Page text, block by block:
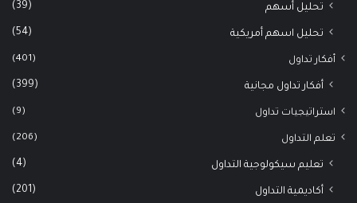
تحليل أسهم (39)
تحليل اسهم أمريكية (54)
أفكار تداول (401)
أفكار تداول مجانية (399)
استراتيجيات تداول (9)
تعلم التداول (206)
تعليم سيكولوجية التداول (4)
أكاديمية التداول (201)